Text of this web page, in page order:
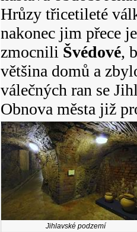
Hrůzy třicetileté
nakonec jim přece
zmocnili Švédové,
většina domů a
válečných ran se
Obnova města již
Jihlavské podzemí